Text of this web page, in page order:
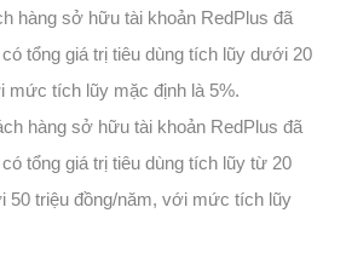
hàng sở hữu tài khoản RedPlus đã
tổng giá trị tiêu dùng tích lũy dưới 20
mức tích lũy mặc định là 5%.
hàng sở hữu tài khoản RedPlus đã
tổng giá trị tiêu dùng tích lũy từ 20
50 triệu đồng/năm, với mức tích lũy